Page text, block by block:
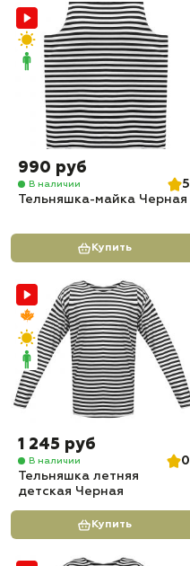
990 руб
В наличии
5
Тельняшка-майка Черная
Купить
1 245 руб
В наличии
0
Тельняшка летняя
детская Черная
Купить